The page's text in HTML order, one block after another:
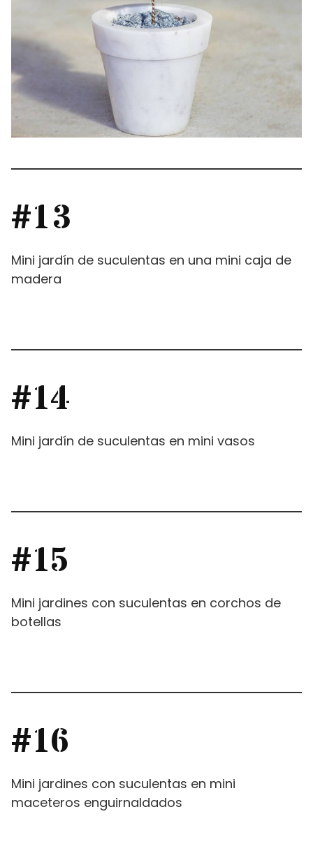
#13
Mini jardín de suculentas en una mini caja de
madera
#14
Mini jardín de suculentas en mini vasos
#15
Mini jardines con suculentas en corchos de
botellas
#16
Mini jardines con suculentas en mini
maceteros enguirnaldados